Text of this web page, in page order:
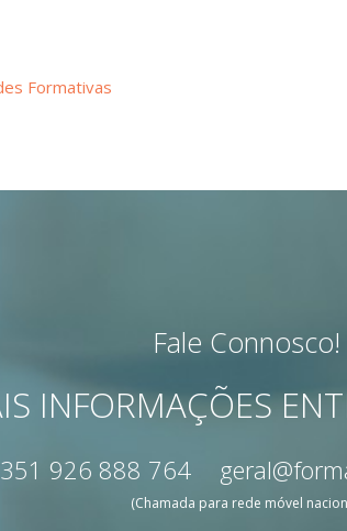
Formativas
Fale Connosco!
INFORMAÇÕES
926 888 764
(Chamada para rede móvel